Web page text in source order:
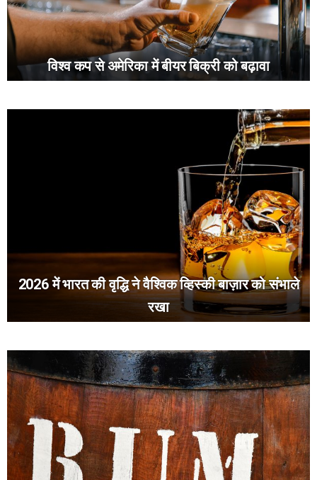
विश्व कप से अमेरिका में बीयर बिक्री को बढ़ावा
2026 में भारत की वृद्धि ने वैश्विक व्हिस्की बाज़ार को संभाले
रखा